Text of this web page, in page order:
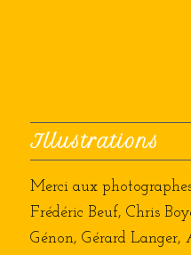
Illustrations
Merci aux
Frédéric Beuf, Chris
Génon, Gérard